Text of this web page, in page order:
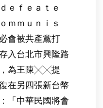
ｆｅａｔｅ
ｍｕｎｉｓ
會被共產黨打
入台北市興隆路
，為王陳╳╳提
在另四張新台幣
「中華民國將會